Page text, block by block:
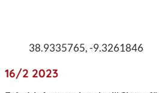
38.9335765, -9.3261846
16/2 2023